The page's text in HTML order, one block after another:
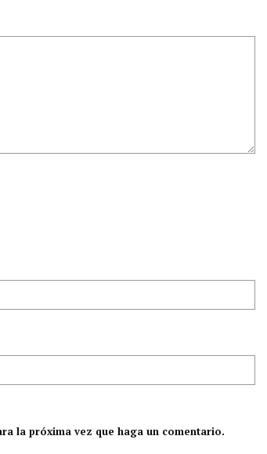
la próxima vez que haga un comentario.